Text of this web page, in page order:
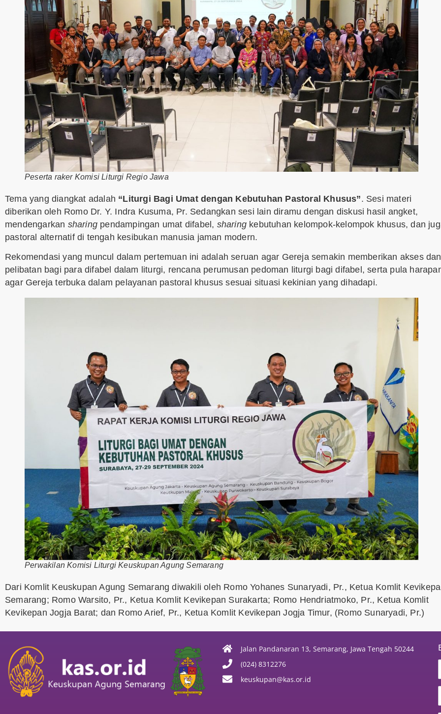
Peserta raker Komisi Liturgi Regio Jawa
Tema yang diangkat adalah “Liturgi Bagi Umat dengan Kebutuhan Pastoral Khusus”. Sesi materi
diberikan oleh Romo Dr. Y. Indra Kusuma, Pr. Sedangkan sesi lain diramu dengan diskusi hasil angket,
mendengarkan sharing pendampingan umat difabel, sharing kebutuhan kelompok-kelompok khusus, dan
pastoral alternatif di tengah kesibukan manusia jaman modern.
Rekomendasi yang muncul dalam pertemuan ini adalah seruan agar Gereja semakin memberikan akses dan
pelibatan bagi para difabel dalam liturgi, rencana perumusan pedoman liturgi bagi difabel, serta pula
agar Gereja terbuka dalam pelayanan pastoral khusus sesuai situasi kekinian yang dihadapi.
Perwakilan Komisi Liturgi Keuskupan Agung Semarang
Dari Komlit Keuskupan Agung Semarang diwakili oleh Romo Yohanes Sunaryadi, Pr., Ketua Komlit
Semarang; Romo Warsito, Pr., Ketua Komlit Kevikepan Surakarta; Romo Hendriatmoko, Pr., Ketua Komlit
Kevikepan Jogja Barat; dan Romo Arief, Pr., Ketua Komlit Kevikepan Jogja Timur, (Romo Sunaryadi, Pr.)
Jalan Pandanaran 13, Semarang, Jawa Tengah 50244
(024) 8312276
keuskupan@kas.or.id